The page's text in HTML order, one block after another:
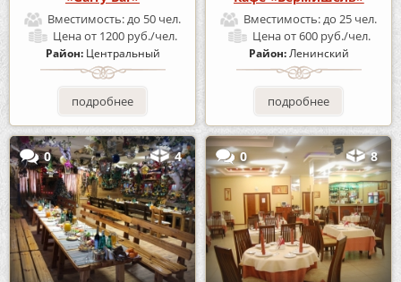
Вместимость:до 50 чел.
Ценаот 1200 руб./чел.
Район: Центральный
подробнее
Вместимость:до 25 чел.
Ценаот 600 руб./чел.
Район:Ленинский
подробнее
0 4 0 8